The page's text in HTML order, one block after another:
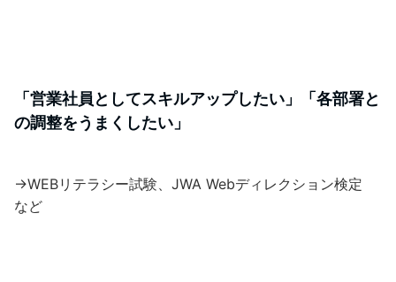
「営業社員としてスキルアップしたい」「各部署と
の調整をうまくしたい」
→WEBリテラシー試験、JWA Webディレクション検定
など